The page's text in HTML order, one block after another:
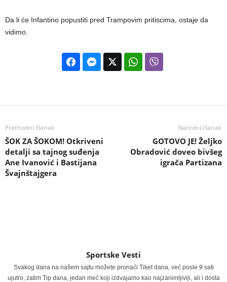
Da li će Infantino popustiti pred Trampovim pritiscima, ostaje da
vidimo.
Prethodni članak
ŠOK ZA ŠOKOM! Otkriveni
detalji sa tajnog suđenja
Ane Ivanović i Bastijana
Švajnštajgera
Naredni članak
GOTOVO JE! Željko
Obradović doveo bivšeg
igrača Partizana
Sportske Vesti
Svakog dana na našem sajtu možete pronaći Tiket dana, već posle 9 sati
ujutro, zatim Tip dana, jedan meč koji izdvajamo kao najzanimljiviji, ali i dosta